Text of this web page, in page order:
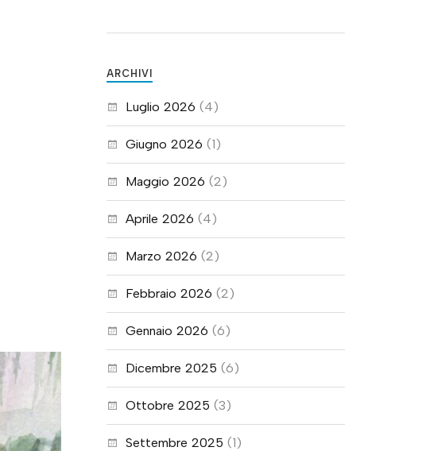
ARCHIVI
Luglio 2026 (4)
Giugno 2026 (1)
Maggio 2026 (2)
Aprile 2026 (4)
Marzo 2026 (2)
Febbraio 2026 (2)
Gennaio 2026 (6)
Dicembre 2025 (6)
Ottobre 2025 (3)
Settembre 2025 (1)